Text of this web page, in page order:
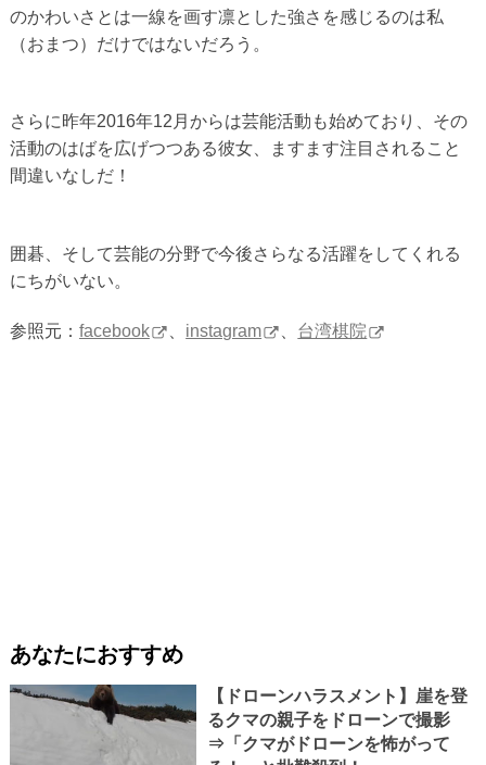
のかわいさとは一線を画す凛とした強さを感じるのは私
（おまつ）だけではないだろう。
さらに昨年2016年12月からは芸能活動も始めており、その
活動のはばを広げつつある彼女、ますます注目されること
間違いなしだ！
囲碁、そして芸能の分野で今後さらなる活躍をしてくれる
にちがいない。
参照元： facebook instagram 台湾棋院
あなたにおすすめ
【ドローンハラスメント】崖を登
るクマの親子をドローンで撮影
⇒「クマがドローンを怖がって